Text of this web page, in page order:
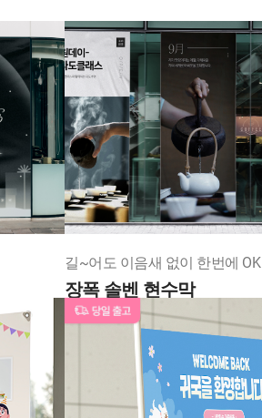
길~어도 이음새 없이 한번에 OK
장폭 솔벤 현수막